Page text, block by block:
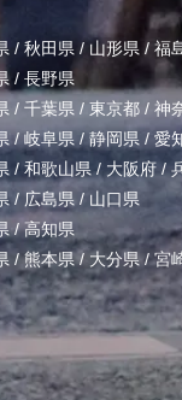
/ 秋田県 / 山形県/ 福
/ 長野県
/ 千葉県 / 東京都 / 神
/岐阜県 / 静岡県 / 愛
/ 和歌山県/ 大阪府 /
/ 広島県 / 山口県
/高知県
/熊本県/ 大分県/宮